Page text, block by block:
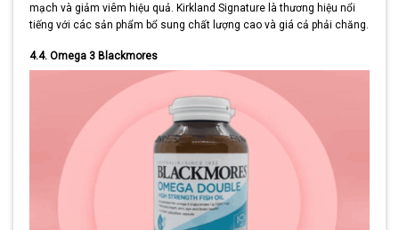
mạch và giảm viêm hiệu quả. Kirkland Signature là thương hiệu nổi
tiếng với các sản phẩm bổ sung chất lượng cao và giá cả phải chăng.
4.4. Omega 3 Blackmores